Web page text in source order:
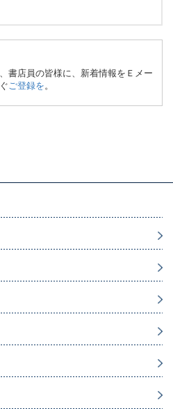
書店員の皆様に、新着情報をＥメー
ご登録を。